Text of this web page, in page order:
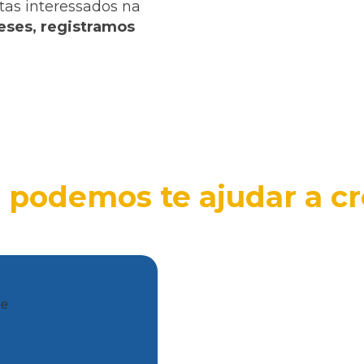
interessados na
registramos
podemos te ajudar a